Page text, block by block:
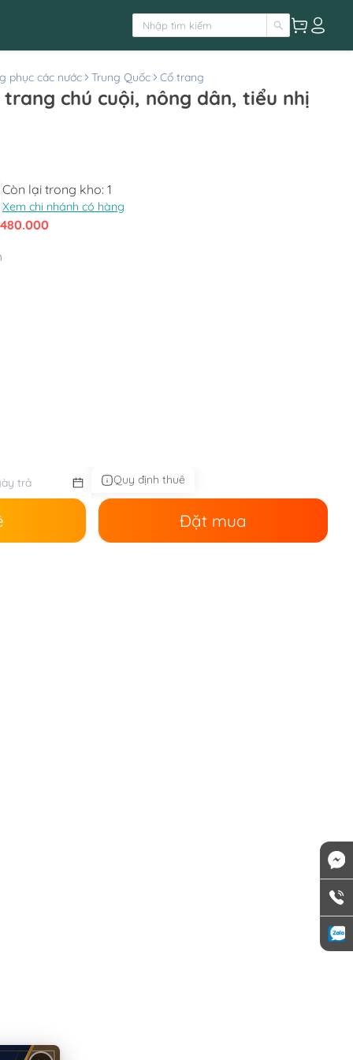
phục các nước Trung Quốc Cổ trang
chú cuội, nông dân, tiểu nhị
Còn lại trong kho: 1
Xem chi nhánh có hàng
480.000
Quy định thuê
Đặt mua